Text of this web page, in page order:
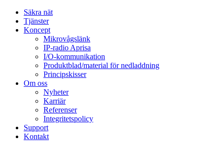
Säkra nät
Tjänster
Koncept
Mikrovågslänk
IP-radio Aprisa
I/O-kommunikation
Produktblad/material för nedladdning
Principskisser
Om oss
Nyheter
Karriär
Referenser
Integritetspolicy
Support
Kontakt